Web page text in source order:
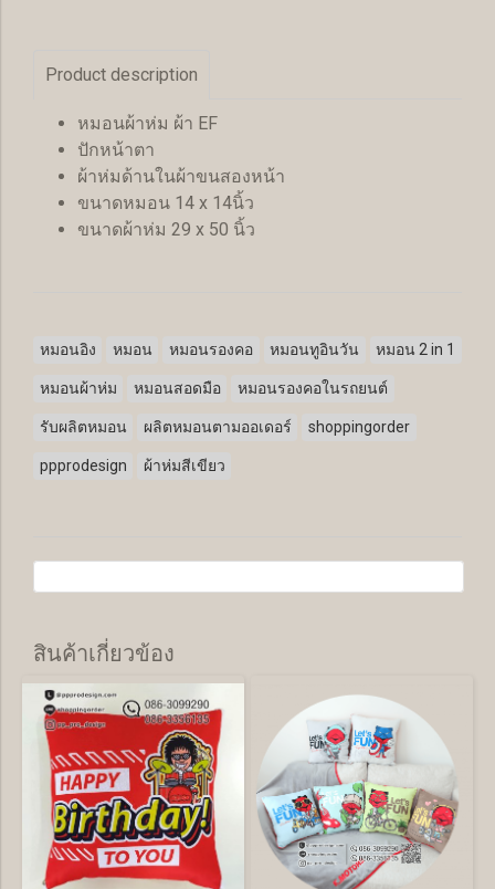
Product description
หมอนผ้าห่ม ผ้า EF
ปักหน้าตา
ผ้าห่มด้านในผ้าขนสองหน้า
ขนาดหมอน 14 x 14นิ้ว
ขนาดผ้าห่ม 29 x 50 นิ้ว
หมอนอิง หมอน หมอนรองคอ หมอนทูอินวัน หมอน 2 in 1
หมอนผ้าห่ม หมอนสอดมือ หมอนรองคอในรถยนต์
รับผลิตหมอน ผลิตหมอนตามออเดอร์ shoppingorder
ppprodesign ผ้าห่มสีเขียว
สินค้าเกี่ยวข้อง